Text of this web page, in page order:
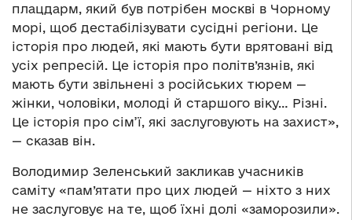
плацдарм, який був потрібен москві в Чорному
морі, щоб дестабілізувати сусідні регіони. Це
історія про людей, які мають бути врятовані від
усіх репресій. Це історія про політв’язнів, які
мають бути звільнені з російських тюрем —
жінки, чоловіки, молоді й старшого віку… Різні.
Це історія про сім’ї, які заслуговують на захист»,
— сказав він.
Володимир Зеленський закликав учасників
саміту «пам’ятати про цих людей — ніхто з них
не заслуговує на те, щоб їхні долі «заморозили».